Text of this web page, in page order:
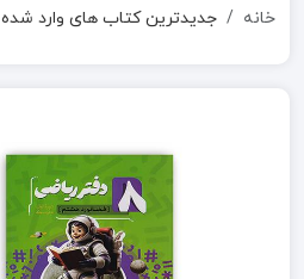
خانه جدیدترین کتاب های وارد شده